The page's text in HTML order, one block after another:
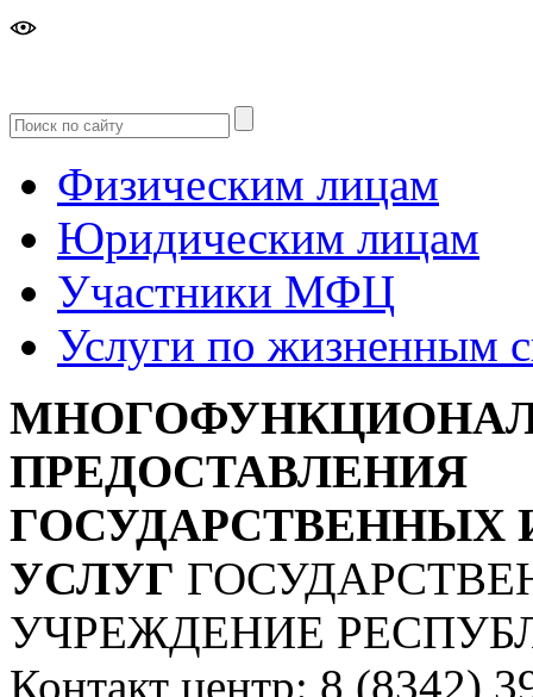
Физическим лицам
Юридическим лицам
Участники МФЦ
Услуги по жизненным
ПРЕДОСТАВЛЕНИЯ
УСЛУГ
УЧРЕЖДЕНИЕ
Контакт центр: 8 (8342)